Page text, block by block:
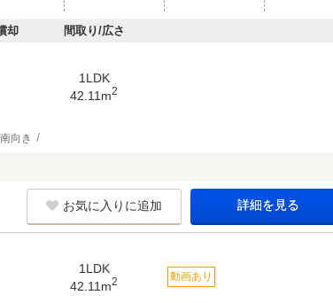
却 間取り/広さ
1LDK
42.11m2
南向き
お気に入りに追加 詳細を見る
1LDK
42.11m2 動画あり